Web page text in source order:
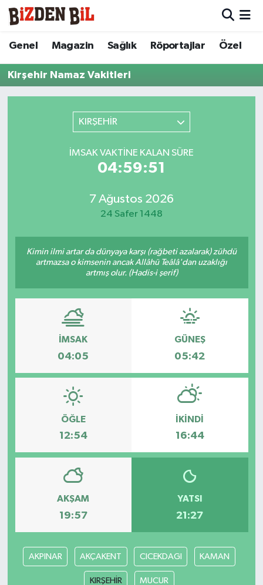
Genel Magazin Sağlık Röportajlar Özel
Kirşehir Namaz Vakitleri
KIRŞEHİR
İMSAK VAKTINE KALAN SÜRE
04:59:51
7 Ağustos 2026
24 Safer 1448
Kimin ilmi artar da dünyaya karşı (rağbeti azalarak) zühdü
artmazsa o kimsenin ancak Allâhü Teâlâ'dan uzaklığı
artmış olur. (Hadis-i şerif)
İMSAK
04:05
GÜNEŞ
05:42
ÖĞLE
12:54
İKINDI
16:44
AKŞAM
19:57
YATSI
21:27
AKPINAR AKÇAKENT CICEKDAGI KAMAN
KIRŞEHİR MUCUR
Hava Durumu
Trafik Durumu
Tüm Manşetler
Son Dakika Haberleri